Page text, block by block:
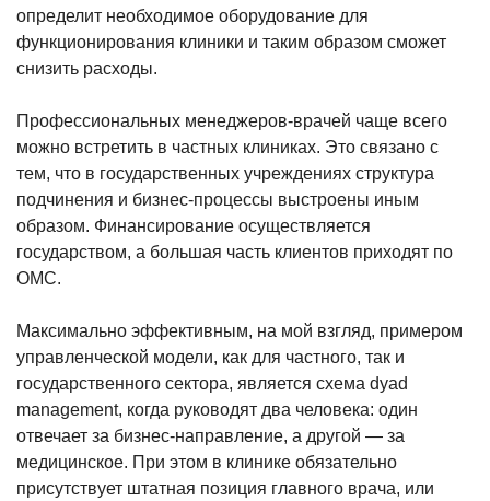
определит необходимое оборудование для
функционирования клиники и таким образом сможет
снизить расходы.
Профессиональных менеджеров-врачей чаще всего
можно встретить в частных клиниках. Это связано с
тем, что в государственных учреждениях структура
подчинения и бизнес-процессы выстроены иным
образом. Финансирование осуществляется
государством, а большая часть клиентов приходят по
ОМС.
Максимально эффективным, на мой взгляд, примером
управленческой модели, как для частного, так и
государственного сектора, является схема dyad
management, когда руководят два человека: один
отвечает за бизнес-направление, а другой — за
медицинское. При этом в клинике обязательно
присутствует штатная позиция главного врача, или